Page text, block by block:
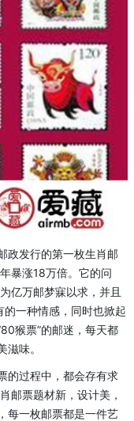
发行的第一枚生肖邮
暴涨18万倍。它的问
亿万邮梦寐以求，并且
的一种情感，同时也掀起
猴票”的邮迷，每天都
味。
过程中，都会存有求
邮票题材新，设计美，
每一枚邮票都是一件艺